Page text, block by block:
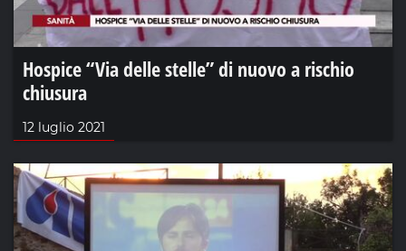
Hospice “Via delle stelle” di nuovo a rischio
chiusura
12 luglio 2021